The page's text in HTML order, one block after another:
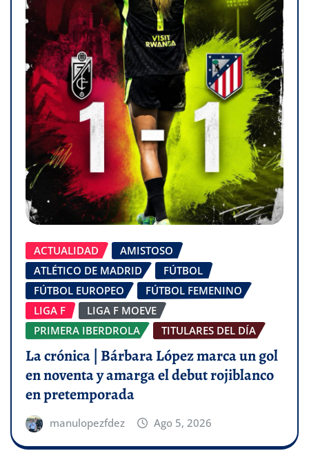
ACTUALIDAD
AMISTOSO
ATLÉTICO DE MADRID
FÚTBOL
FÚTBOL EUROPEO
FÚTBOL FEMENINO
LIGA F
LIGA F MOEVE
PRIMERA IBERDROLA
TITULARES DEL DÍA
La crónica | Bárbara López marca un gol
en noventa y amarga el debut rojiblanco
en pretemporada
manulopezfdez Ago 5, 2026